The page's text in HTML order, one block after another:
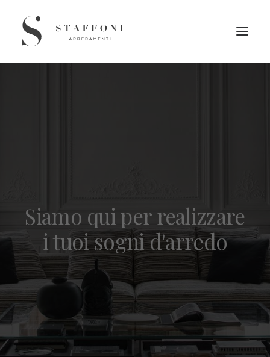
Siamo qui per realizzare
i tuoi sogni d'arredo